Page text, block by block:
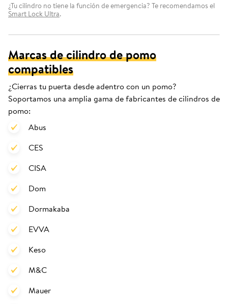
¿Tu cilindro no tiene la función de emergencia? Te recomendamos el
Smart Lock Ultra.
Marcas de cilindro de pomo
compatibles
¿Cierras tu puerta desde adentro con un pomo?
Soportamos una amplia gama de fabricantes de cilindros de
pomo:
Abus
CES
CISA
Dom
Dormakaba
EVVA
Keso
M&C
Mauer